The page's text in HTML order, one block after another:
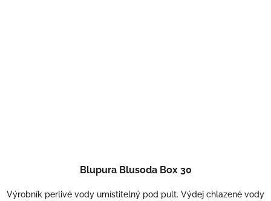
Blupura Blusoda Box 30
Výrobník perlivé vody umístitelný pod pult. Výdej chlazené vody